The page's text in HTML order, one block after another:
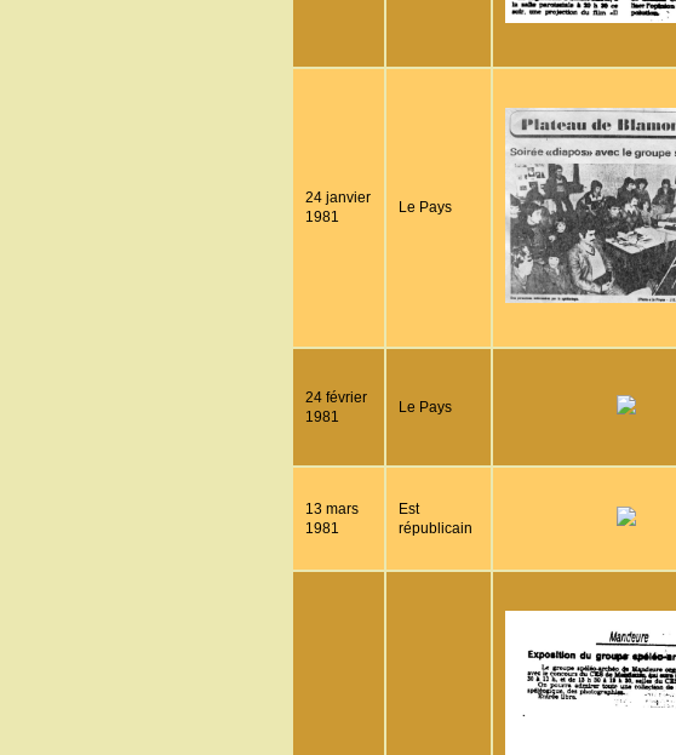
24 janvier
1981
Le Pays
24 février
1981
Le Pays
13 mars
1981
Est
républicain